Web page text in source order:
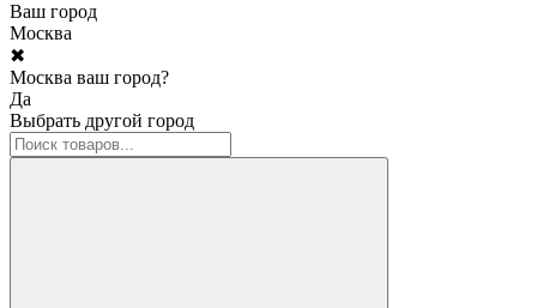
Ваш город
Москва
✖
Москва ваш город?
Да
Выбрать другой город